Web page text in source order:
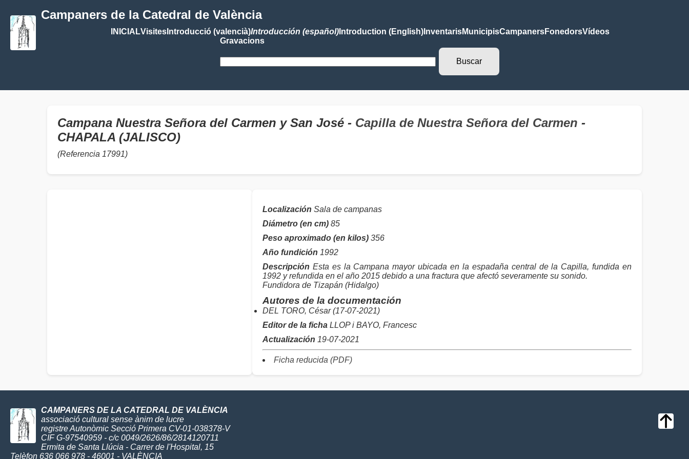
Campaners de la Catedral de València
INICIALVisitesIntroducció (valencià)Introducción (español)Introduction (English)InventarisMunicipisCampanersFonedorsVídeos
Gravacions
Campana Nuestra Señora del Carmen y San José - Capilla de Nuestra Señora del Carmen -
CHAPALA (JALISCO)
(Referencia 17991)
Localización Sala de campanas
Diámetro (en cm) 85
Peso aproximado (en kilos) 356
Año fundición 1992
Descripción Esta es la Campana mayor ubicada en la espadaña central de la Capilla, fundida en
1992 y refundida en el año 2015 debido a una fractura que afectó severamente su sonido.
Fundidora de Tizapán (Hidalgo)
Autores de la documentación
DEL TORO, César (17-07-2021)
Editor de la ficha LLOP i BAYO, Francesc
Actualización 19-07-2021
Ficha reducida (PDF)
CAMPANERS DE LA CATEDRAL DE VALÈNCIA
associació cultural sense ànim de lucre
registre Autonòmic Secció Primera CV-01-038378-V
CIF G-97540959 - c/c 0049/2626/86/2814120711
Ermita de Santa Llúcia - Carrer de l'Hospital, 15
Telèfon 636 066 978 - 46001 - VALÈNCIA